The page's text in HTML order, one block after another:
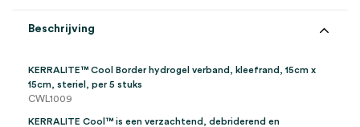
x
(5)
aantal
Beschrijving
KERRALITE™ Cool Border hydrogel verband, kleefrand, 15cm x
15cm, steriel, per 5 stuks
CWL1009
KERRALITE Cool™ is een verzachtend, debriderend en